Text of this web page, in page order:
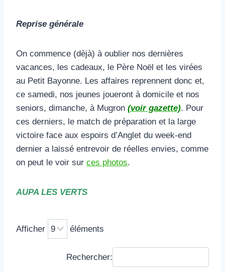
Reprise générale
On commence (dèjà) à oublier nos dernières
vacances, les cadeaux, le Père Noël et les virées
au Petit Bayonne. Les affaires reprennent donc et,
ce samedi, nos jeunes joueront à domicile et nos
seniors, dimanche, à Mugron (voir gazette). Pour
ces derniers, le match de préparation et la large
victoire face aux espoirs d’Anglet du week-end
dernier a laissé entrevoir de réelles envies, comme
on peut le voir sur ces photos.
AUPA LES VERTS
Afficher éléments
Rechercher: